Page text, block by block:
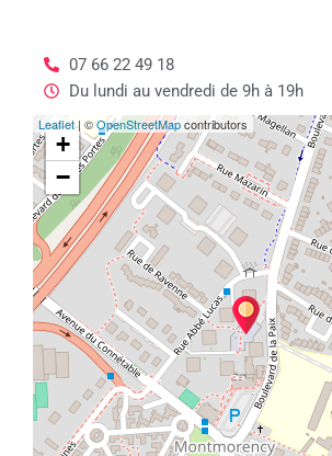
07 66 22 49 18
Du lundi au vendredi de 9h à 19h
+
−
Leaflet| ©OpenStreetMapcontributors